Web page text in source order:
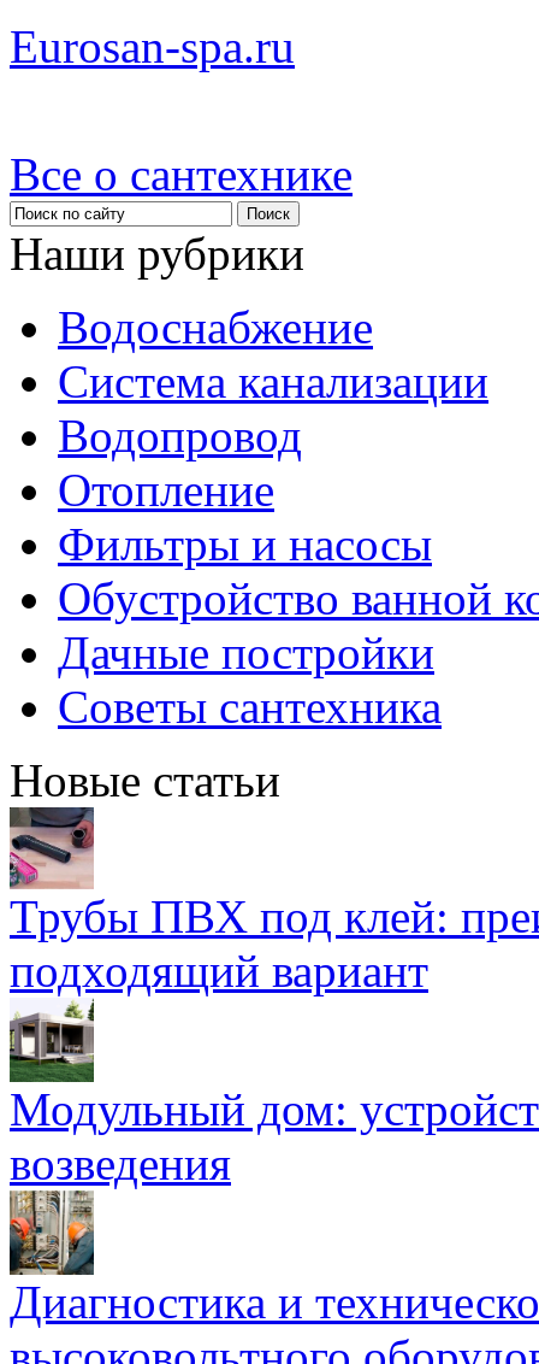
Eurosan-spa.ru
Все о сантехнике
Наши рубрики
Водоснабжение
Система канализации
Водопровод
Отопление
Фильтры и насосы
Обустройство ванной
Дачные постройки
Советы сантехника
Новые статьи
Трубы ПВХ под клей:
подходящий вариант
Модульный дом:
возведения
Диагностика и